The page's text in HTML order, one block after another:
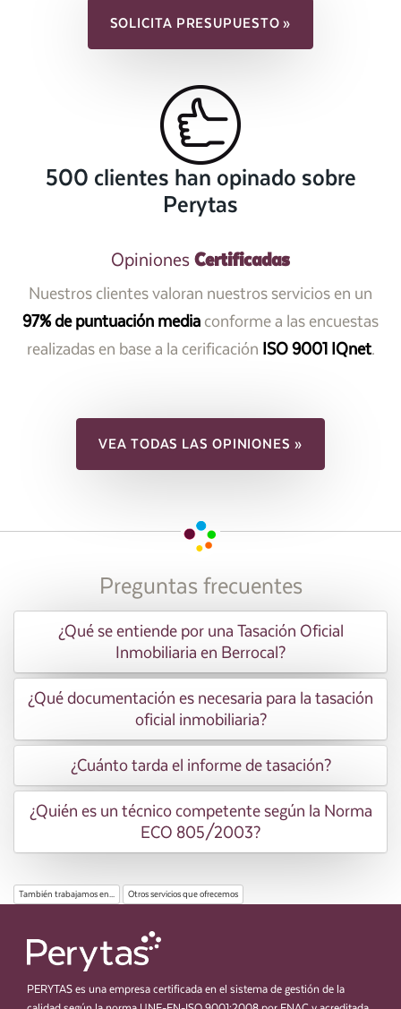
SOLICITA PRESUPUESTO »
500 clientes han opinado sobre
Perytas
Opiniones Certificadas
Nuestros clientes valoran nuestros servicios en un
97% de puntuación mediaconforme a las encuestas
realizadas en base a la cerificación ISO 9001 IQnet.
VEA TODAS LAS OPINIONES »
Preguntas frecuentes
¿Qué se entiende por una Tasación Oficial
Inmobiliaria en Berrocal?
¿Qué documentación es necesaria para la tasación
oficial inmobiliaria?
¿Cuánto tarda el informe de tasación?
¿Quién es un técnico competente según la Norma
ECO 805/2003?
También trabajamos en... Otros servicios que ofrecemos
PERYTAS es una empresa certificada en el sistema de gestión de la